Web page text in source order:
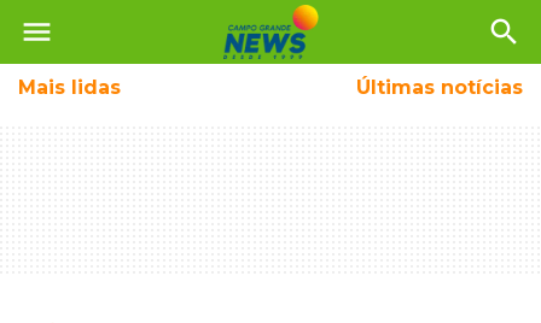
menu search
Mais lidas Últimas notícias